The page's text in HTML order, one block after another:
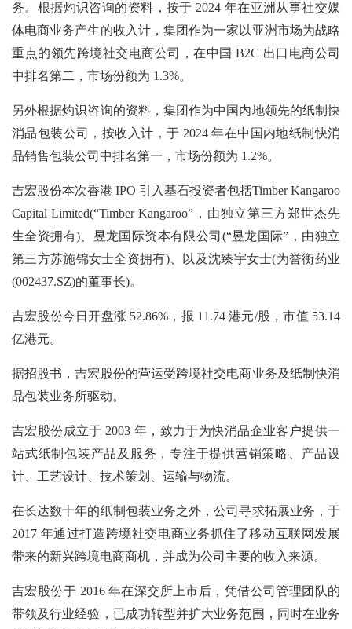
务。根据灼识咨询的资料，按于 2024 年在亚洲从事社交媒
体电商业务产生的收入计，集团作为一家以亚洲市场为战略
重点的领先跨境社交电商公司，在中国 B2C 出口电商公司
中排名第二，市场份额为 1.3%。
另外根据灼识咨询的资料，集团作为中国内地领先的纸制快
消品包装公司，按收入计，于 2024 年在中国内地纸制快消
品销售包装公司中排名第一，市场份额为 1.2%。
吉宏股份本次香港 IPO 引入基石投资者包括Timber Kangaroo
Capital Limited(“Timber Kangaroo”，由独立第三方郑世杰先
生全资拥有)、昱龙国际资本有限公司(“昱龙国际”，由独立
第三方苏施锦女士全资拥有)、以及沈臻宇女士(为誉衡药业
(002437.SZ)的董事长)。
吉宏股份今日开盘涨 52.86%，报 11.74 港元/股，市值 53.14
亿港元。
据招股书，吉宏股份的营运受跨境社交电商业务及纸制快消
品包装业务所驱动。
吉宏股份成立于 2003 年，致力于为快消品企业客户提供一
站式纸制包装产品及服务，专注于提供营销策略、产品设
计、工艺设计、技术策划、运输与物流。
在长达数十年的纸制包装业务之外，公司寻求拓展业务，于
2017 年通过打造跨境社交电商业务抓住了移动互联网发展
带来的新兴跨境电商商机，并成为公司主要的收入来源。
吉宏股份于 2016 年在深交所上市后，凭借公司管理团队的
带领及行业经验，已成功转型并扩大业务范围，同时在业务